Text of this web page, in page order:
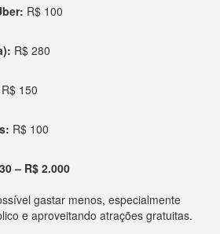
R$ 100
R$ 280
R$ 150
R$ 100
– R$ 2.000
gastar menos, especialmente
e aproveitando atrações gratuitas.